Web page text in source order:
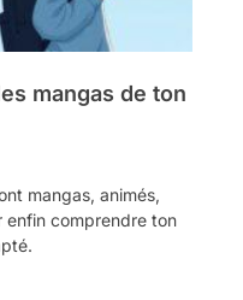
mangas de ton
mangas, animés,
enfin comprendre ton